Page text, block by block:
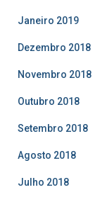
Janeiro 2019
Dezembro 2018
Novembro 2018
Outubro 2018
Setembro 2018
Agosto 2018
Julho 2018